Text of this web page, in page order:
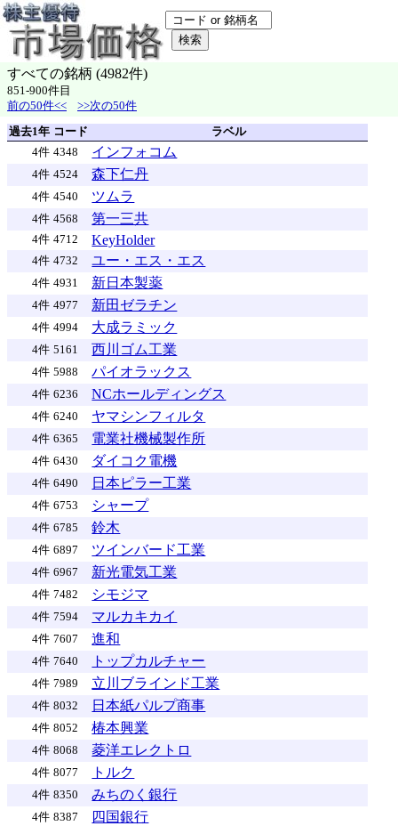
すべての銘柄 (4982件)
851-900件目
前の50件<<
>>次の50件
過去1年 コード
ラベル
4件 4348 インフォコム
4件 4524 森下仁丹
4件 4540 ツムラ
4件 4568 第一三共
4件 4712 KeyHolder
4件 4732 ユー・エス・エス
4件 4931 新日本製薬
4件 4977 新田ゼラチン
4件 4994 大成ラミック
4件 5161 西川ゴム工業
4件 5988 パイオラックス
4件 6236 NCホールディングス
4件 6240 ヤマシンフィルタ
4件 6365 電業社機械製作所
4件 6430 ダイコク電機
4件 6490 日本ピラー工業
4件 6753 シャープ
4件 6785 鈴木
4件 6897 ツインバード工業
4件 6967 新光電気工業
4件 7482 シモジマ
4件 7594 マルカキカイ
4件 7607 進和
4件 7640 トップカルチャー
4件 7989 立川ブラインド工業
4件 8032 日本紙パルプ商事
4件 8052 椿本興業
4件 8068 菱洋エレクトロ
4件 8077 トルク
4件 8350 みちのく銀行
4件 8387 四国銀行